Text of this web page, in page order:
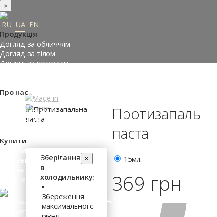
×
RU UA EN
Продукція
Догляд за обличчям
Догляд за тілом
Догляд за волоссям
Про нас
Made in Ukraine
Про компанію
Прес-центр
Купити
Де купити
Доставка і оплата
Контакти
Партнери
ВХІД НА САЙТ
×
Зберігання
в
холодильнику:
Збереження
максимального
Протизапальна
паста
15мл.
369 грн